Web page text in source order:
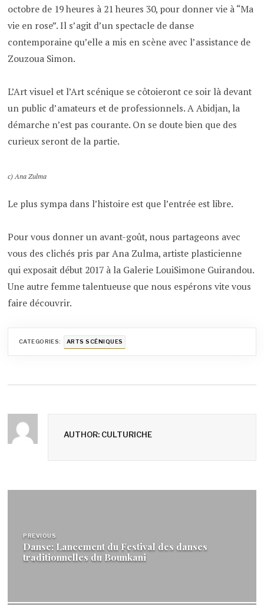
octobre de 19 heures à 21 heures 30, pour donner vie à “Ma
vie en rose”. Il s’agit d’un spectacle de danse
contemporaine qu’elle a mis en scène avec l’assistance de
Zouzoua Simon.
L’Art visuel et l’Art scénique se côtoieront ce soir là devant
un public d’amateurs et de professionnels. A Abidjan, la
démarche n’est pas courante. On se doute bien que des
curieux seront de la partie.
c) Ana Zulma
Le plus sympa dans l’histoire est que l’entrée est libre.
Pour vous donner un avant-goût, nous partageons avec
vous des clichés pris par Ana Zulma, artiste plasticienne
qui exposait début 2017 à la Galerie LouiSimone Guirandou.
Une autre femme talentueuse que nous espérons vite vous
faire découvrir.
CATEGORIES: ARTS SCÉNIQUES
AUTHOR: CULTURICHE
de
l’article
PREVIOUS
Danse: Lancement du Festival des danses
traditionnelles du Bounkani